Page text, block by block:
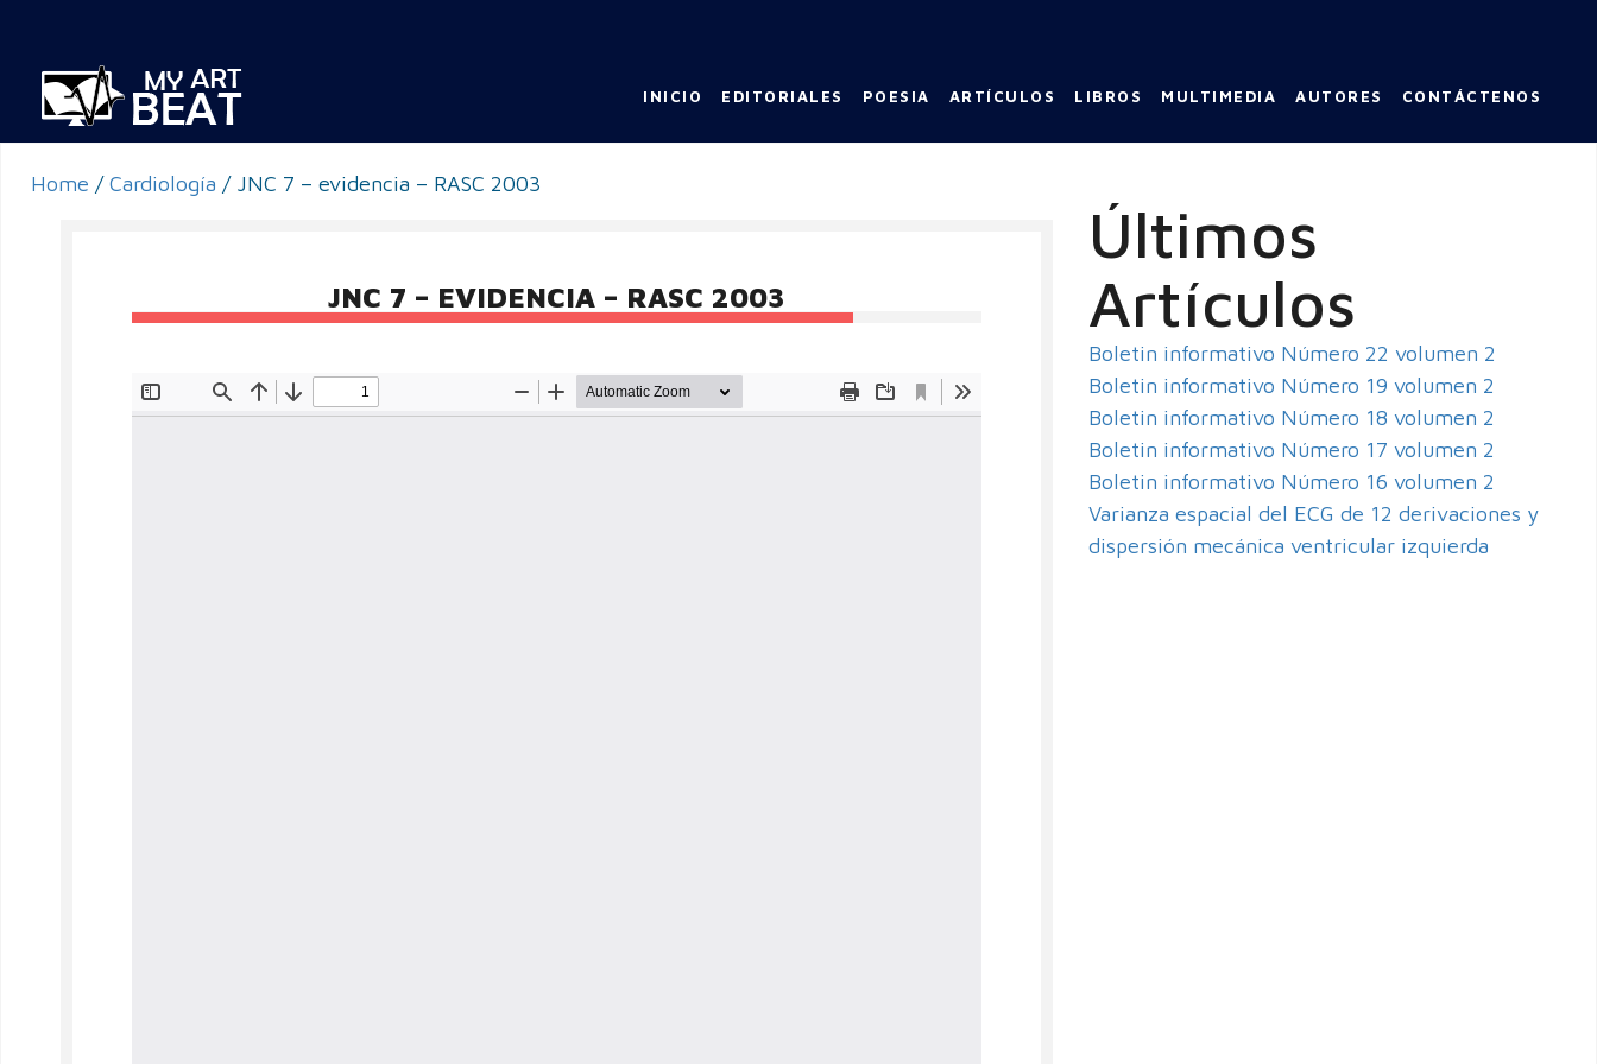
INICIO EDITORIALES POESIA ARTÍCULOS LIBROS MULTIMEDIA AUTORES CONTÁCTENOS
Home /Cardiología / JNC 7 – evidencia – RASC 2003
JNC 7 – EVIDENCIA – RASC 2003
Últimos
Artículos
Boletin informativo Número 22 volumen 2
Boletin informativo Número 19 volumen 2
Boletin informativo Número 18 volumen 2
Boletin informativo Número 17 volumen 2
Boletin informativo Número 16 volumen 2
Varianza espacial del ECG de 12 derivaciones y
dispersión mecánica ventricular izquierda